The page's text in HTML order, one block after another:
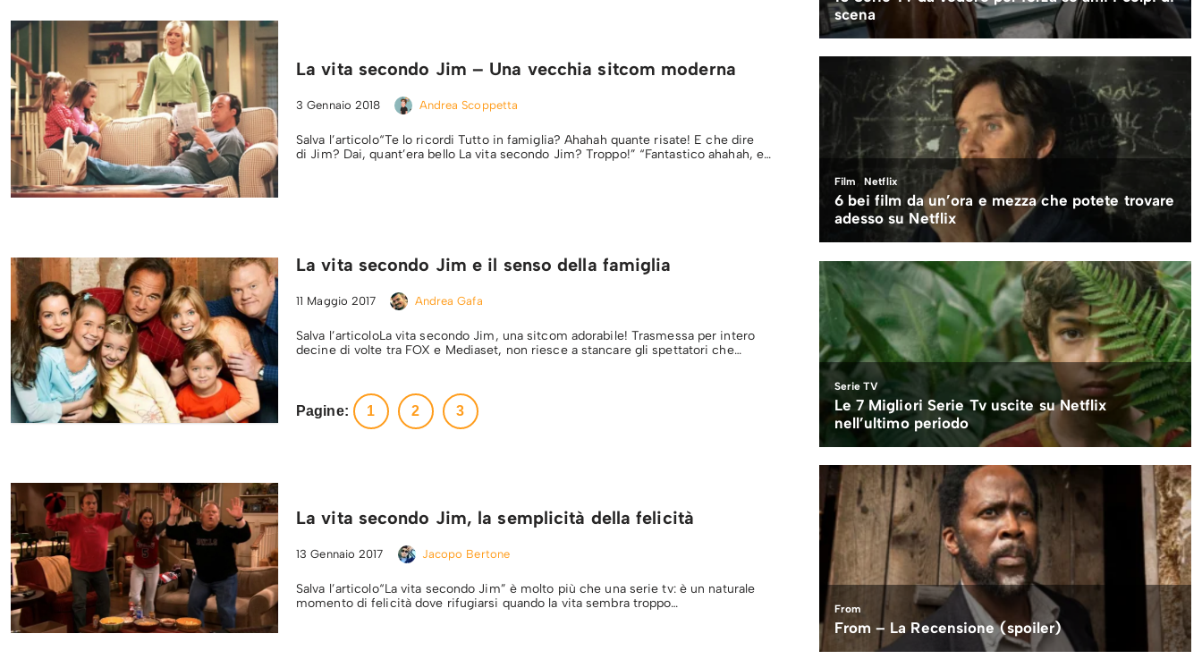
La vita secondo Jim – Una vecchia sitcom moderna
3 Gennaio 2018 Andrea Scoppetta
Salva l’articolo“Te lo ricordi Tutto in famiglia? Ahahah quante risate! E che dire
di Jim? Dai, quant’era bello La vita secondo Jim? Troppo!” “Fantastico ahahah, e…
La vita secondo Jim e il senso della famiglia
11 Maggio 2017 Andrea Gafa
Salva l’articoloLa vita secondo Jim, una sitcom adorabile! Trasmessa per intero
decine di volte tra FOX e Mediaset, non riesce a stancare gli spettatori che…
Pagine: 1 2 3
La vita secondo Jim, la semplicità della felicità
13 Gennaio 2017 Jacopo Bertone
Salva l’articolo“La vita secondo Jim” è molto più che una serie tv: è un naturale
momento di felicità dove rifugiarsi quando la vita sembra troppo…